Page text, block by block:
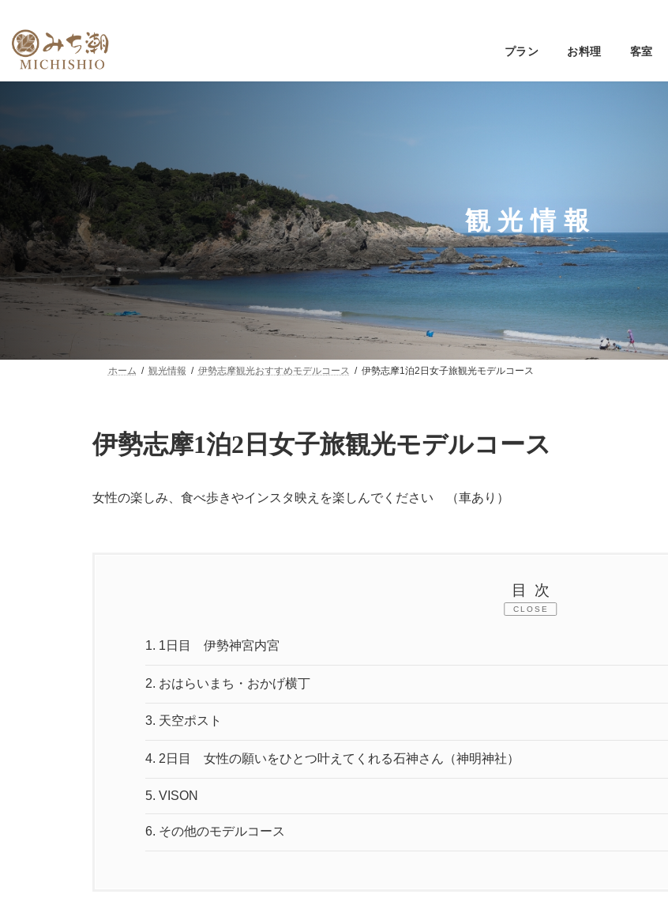
プラン お料理 客室
観光情報
ホーム 観光情報 伊勢志摩観光おすすめモデルコース 伊勢志摩1泊2日女子旅観光モデルコース
伊勢志摩1泊2日女子旅観光モデルコース
女性の楽しみ、食べ歩きやインスタ映えを楽しんでください （車あり）
目次
CLOSE
1. 1日目 伊勢神宮内宮
2. おはらいまち・おかげ横丁
3. 天空ポスト
4. 2日目 女性の願いをひとつ叶えてくれる石神さん（神明神社）
5. VISON
6. その他のモデルコース